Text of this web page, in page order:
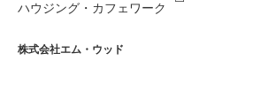
ハウジング・カフェワーク
株式会社エム・ウッド